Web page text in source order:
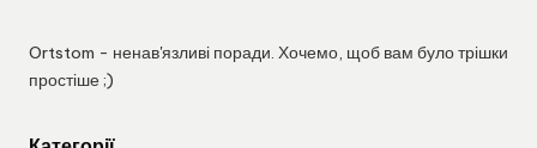
Ortstom - ненав'язливі поради. Хочемо, щоб вам було трішки
простіше ;)